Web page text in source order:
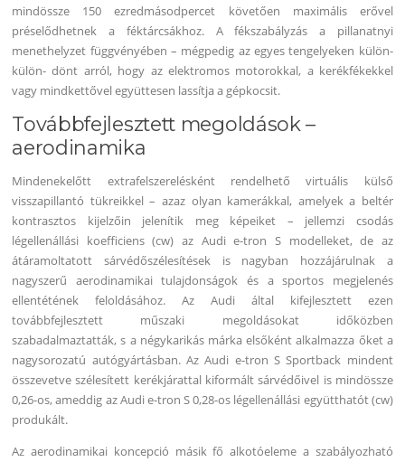
mindössze 150 ezredmásodpercet követően maximális erővel
préselődhetnek a féktárcsákhoz. A fékszabályzás a pillanatnyi
menethelyzet függvényében – mégpedig az egyes tengelyeken külön-
külön- dönt arról, hogy az elektromos motorokkal, a kerékfékekkel
vagy mindkettővel együttesen lassítja a gépkocsit.
Továbbfejlesztett megoldások –
aerodinamika
Mindenekelőtt extrafelszerelésként rendelhető virtuális külső
visszapillantó tükreikkel – azaz olyan kamerákkal, amelyek a beltér
kontrasztos kijelzőin jelenítik meg képeiket – jellemzi csodás
légellenállási koefficiens (cw) az Audi e-tron S modelleket, de az
átáramoltatott sárvédőszélesítések is nagyban hozzájárulnak a
nagyszerű aerodinamikai tulajdonságok és a sportos megjelenés
ellentétének feloldásához. Az Audi által kifejlesztett ezen
továbbfejlesztett műszaki megoldásokat időközben
szabadalmaztatták, s a négykarikás márka elsőként alkalmazza őket a
nagysorozatú autógyártásban. Az Audi e-tron S Sportback mindent
összevetve szélesített kerékjárattal kiformált sárvédőivel is mindössze
0,26-os, ameddig az Audi e-tron S 0,28-os légellenállási együtthatót (cw)
produkált.
Az aerodinamikai koncepció másik fő alkotóeleme a szabályozható